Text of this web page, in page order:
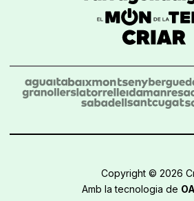
Copyright © 2026
Amb la tecnologia de